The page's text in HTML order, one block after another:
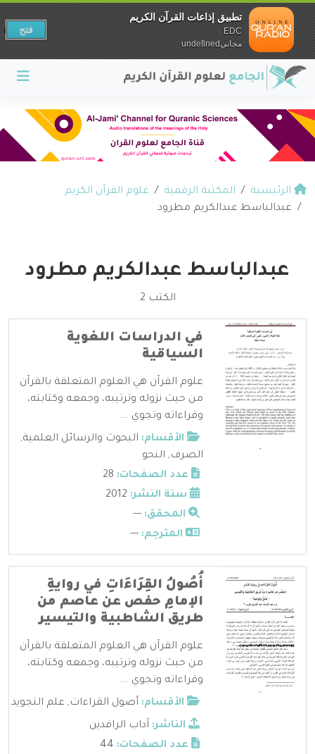
الرئيسية المكتبة الرقمية
علوم القرآن الكريم
عبدالباسط عبدالكريم مطرود
عبدالباسط عبدالكريم مطرود
الكتب 2
في الدراسات اللغوية
السياقية
علوم القرآن هي العلوم المتعلقة بالقرآن
من حيث نزوله وترتيبه، وجمعه وكتابته،
وقراءاته وتجوي ...
الأقسام: البحوث والرسائل العلمية,
الصرف, النحو
عدد الصفحات:
سنة النشر:
المحقق: ---
المترجم: ---
أُصُولُ القِرَاءَاتِ في روايةِ
الإمامِ حفص عن عاصم من
طريق الشاطبية والتيسير
علوم القرآن هي العلوم المتعلقة بالقرآن
من حيث نزوله وترتيبه، وجمعه وكتابته،
وقراءاته وتجوي ...
الأقسام: أصول القراءات, علم التجويد
الناشر: آداب الرافدين
عدد الصفحات:
تطبيق إذاعات القرآن الكريم
EDC
مجانيundefined
فتح